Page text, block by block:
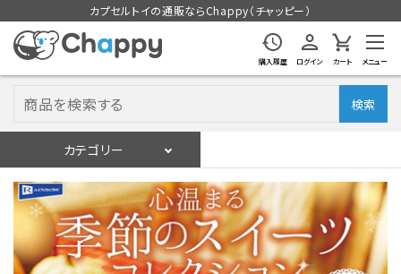
カプセルトイの通販ならChappy（チャッピー）
購入履歴 ログイン カート メニュー
検索
カテゴリー
ログイン 会員登録
入荷スケジュールをチェック